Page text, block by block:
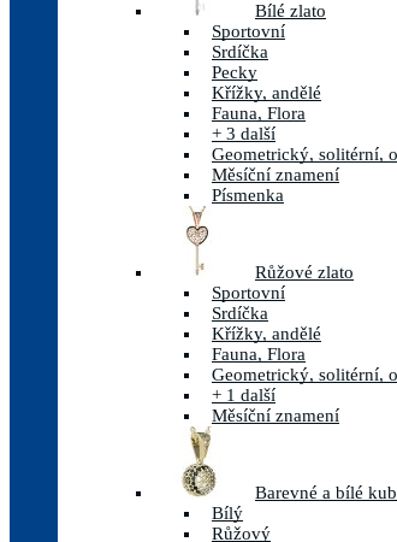
Bílé zlato
Sportovní
Srdíčka
Pecky
Křížky, andělé
Fauna, Flora
+ 3 další
Geometrický, solitérní,
Měsíční znamení
Písmenka
Růžové zlato
Sportovní
Srdíčka
Křížky, andělé
Fauna, Flora
Geometrický, solitérní,
+ 1 další
Měsíční znamení
Barevné a bílé
Bílý
Růžový